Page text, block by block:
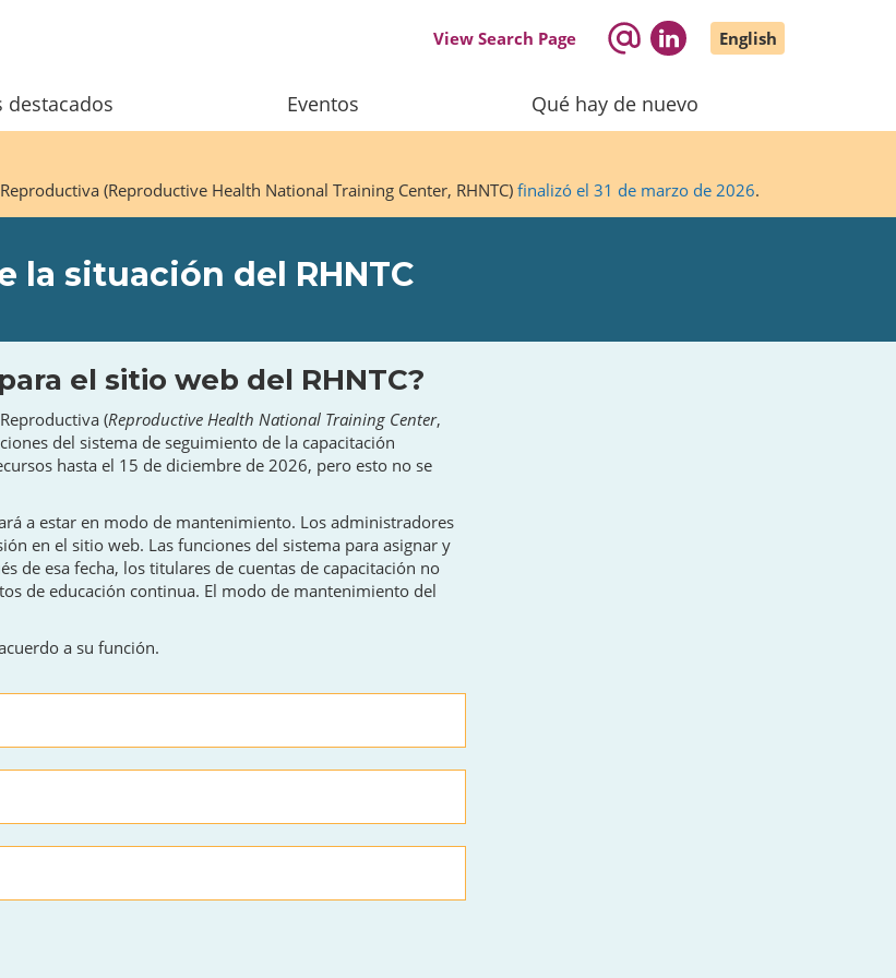
View Search Page English
destacados Eventos Qué hay de nuevo
(Reproductive Health National Training Center, RHNTC) finalizó el 31 de marzo de 2026.
la situación del RHNTC
el sitio web del RHNTC?
(Reproductive Health National Training Center,
del sistema de seguimiento de la capacitación
hasta el 15 de diciembre de 2026, pero esto no se
a estar en modo de mantenimiento. Los administradores
en el sitio web. Las funciones del sistema para asignar y
de esa fecha, los titulares de cuentas de capacitación no
de educación continua. El modo de mantenimiento del
a su función.